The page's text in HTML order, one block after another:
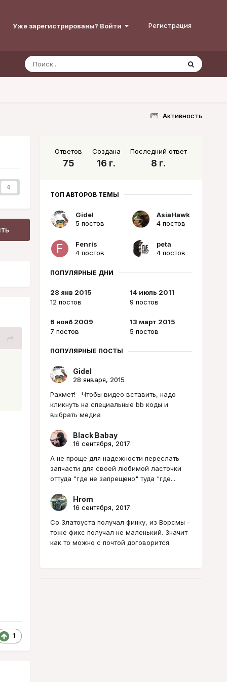
Уже зарегистрированы? Войти Регистрация
Активность
0
1
Ответов
75
Создана
16 г.
Последний ответ
8 г.
ТОП АВТОРОВ ТЕМЫ
Gidel
5 постов
AsiaHawk
4 постов
Fenris
4 постов
peta
4 постов
ПОПУЛЯРНЫЕ ДНИ
28 янв 2015
12 постов
14 июль 2011
9 постов
6 нояб 2009
7 постов
13 март 2015
5 постов
ПОПУЛЯРНЫЕ ПОСТЫ
Gidel
28 января, 2015
Рахмет! Чтобы видео вставить, надо
кликнуть на специальные bb коды и
выбрать медиа
Black Babay
16 сентября, 2017
А не проще для надежности переслать
запчасти для своей любимой ласточки
оттуда "где не запрещено" туда "где...
Hrom
16 сентября, 2017
Со Златоуста получал финку, из Ворсмы -
тоже фикс получал не маленький. Значит
как то можно с почтой договорится.